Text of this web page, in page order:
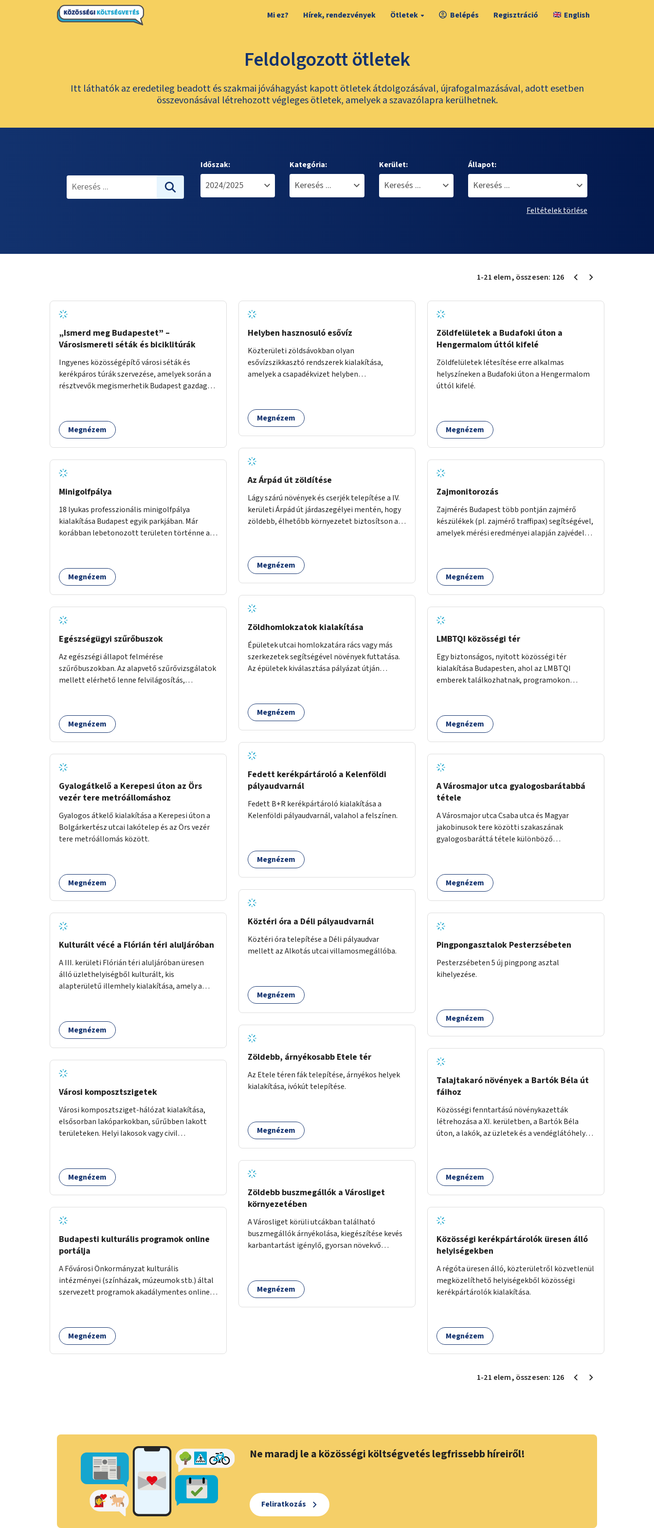
Mi ez? Hírek, rendezvények Ötletek Belépés Regisztráció English
Feldolgozott ötletek
Itt láthatók az eredetileg beadott és szakmai jóváhagyást kapott ötletek átdolgozásával, újrafogalmazásával, adott esetben
összevonásával létrehozott végleges ötletek, amelyek a szavazólapra kerülhetnek.
Időszak: Kategória: Kerület: Állapot:
Feltételek törlése
1-21 elem, összesen: 126
„Ismerd meg Budapestet” –
Városismereti séták és biciklitúrák
Ingyenes közösségépítő városi séták és
kerékpáros túrák szervezése, amelyek során a
résztvevők megismerhetik Budapest gazdag
mozgás népszerűsítésével mindenki számára
nagy élményt nyújthat.
Megnézem
Minigolfpálya
18 lyukas professzionális minigolfpálya
kialakítása Budapest egyik parkjában. Már
korábban lebetonozott területen történne a
Megnézem
Egészségügyi szűrőbuszok
Az egészségi állapot felmérése
szűrőbuszokban. Az alapvető szűrővizsgálatok
mellett elérhető lenne felvilágosítás,
szenvedélybetegek támogatása.
Megnézem
Gyalogátkelő a Kerepesi úton az Örs
vezér tere metróállomáshoz
Gyalogos átkelő kialakítása a Kerepesi úton a
Bolgárkertész utcai lakótelep és az Örs vezér
tere metróállomás között.
Megnézem
Kulturált vécé a Flórián téri aluljáróban
A III. kerületi Flórián téri aluljáróban üresen
álló üzlethelyiségből kulturált, kis
alapterületű illemhely kialakítása, amely a
Megnézem
Városi komposztszigetek
Városi komposztsziget-hálózat kialakítása,
elsősorban lakóparkokban, sűrűbben lakott
területeken. Helyi lakosok vagy civil
komposztszigetek helyben történő hosszú
távú fenntartását.
Megnézem
Budapesti kulturális programok online
portálja
A Fővárosi Önkormányzat kulturális
intézményei (színházak, múzeumok stb.) által
szervezett programok akadálymentes online
tartalommal.
Megnézem
Helyben hasznosuló esővíz
Közterületi zöldsávokban olyan
esővízszikkasztó rendszerek kialakítása,
amelyek a csapadékvizet helyben
Megnézem
Az Árpád út zöldítése
Lágy szárú növények és cserjék telepítése a IV.
kerületi Árpád út járdaszegélyei mentén, hogy
zöldebb, élhetőbb környezetet biztosítson a
Megnézem
Zöldhomlokzatok kialakítása
Épületek utcai homlokzatára rács vagy más
szerkezetek segítségével növények futtatása.
Az épületek kiválasztása pályázat útján
Megnézem
Fedett kerékpártároló a Kelenföldi
pályaudvarnál
Fedett B+R kerékpártároló kialakítása a
Kelenföldi pályaudvarnál, valahol a felszínen.
Megnézem
Köztéri óra a Déli pályaudvarnál
Köztéri óra telepítése a Déli pályaudvar
mellett az Alkotás utcai villamosmegállóba.
Megnézem
Zöldebb, árnyékosabb Etele tér
Az Etele téren fák telepítése, árnyékos helyek
kialakítása, ivókút telepítése.
Megnézem
Zöldebb buszmegállók a Városliget
környezetében
A Városliget körüli utcákban található
buszmegállók árnyékolása, kiegészítése kevés
karbantartást igénylő, gyorsan növekvő
Megnézem
Zöldfelületek a Budafoki úton a
Hengermalom úttól kifelé
Zöldfelületek létesítése erre alkalmas
helyszíneken a Budafoki úton a Hengermalom
úttól kifelé.
Megnézem
Zajmonitorozás
Zajmérés Budapest több pontján zajmérő
készülékek (pl. zajmérő traffipax) segítségével,
amelyek mérési eredményei alapján zajvédelmi
Megnézem
LMBTQI közösségi tér
Egy biztonságos, nyitott közösségi tér
kialakítása Budapesten, ahol az LMBTQI
emberek találkozhatnak, programokon
csoportfoglalkozásoknak, kulturális
eseményeknek és civil szervezetek
Megnézem
A Városmajor utca gyalogosbarátabbá
tétele
A Városmajor utca Csaba utca és Magyar
jakobinusok tere közötti szakaszának
gyalogosbaráttá tétele különböző
van), figyelembe véve a kerékpáros közlekedés
biztonságát is.
Megnézem
Pingpongasztalok Pesterzsébeten
Pesterzsébeten 5 új pingpong asztal
kihelyezése.
Megnézem
Talajtakaró növények a Bartók Béla út
fáihoz
Közösségi fenntartású növénykazetták
létrehozása a XI. kerületben, a Bartók Béla
úton, a lakók, az üzletek és a vendéglátóhelyek
Megnézem
Közösségi kerékpártárolók üresen álló
helyiségekben
A régóta üresen álló, közterületről közvetlenül
megközelíthető helyiségekből közösségi
kerékpártárolók kialakítása.
Megnézem
1-21 elem, összesen: 126
Ne maradj le a közösségi költségvetés legfrissebb híreiről!
Feliratkozás